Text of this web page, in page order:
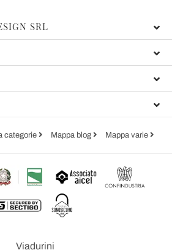
SRL
categorie Mappa blog Mappa varie
Viadurini